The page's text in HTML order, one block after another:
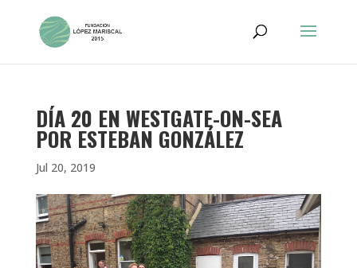
DÍA 20 EN WESTGATE-ON-SEA
POR ESTEBAN GONZÁLEZ
Jul 20, 2019